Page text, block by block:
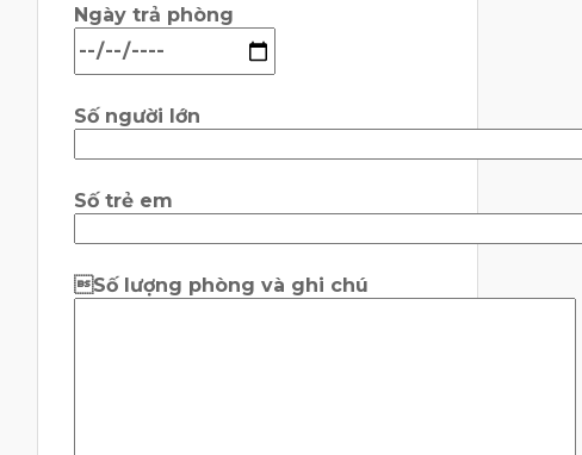
Ngày trả phòng
Số người lớn
Số trẻ em
Số lượng phòng và ghi chú